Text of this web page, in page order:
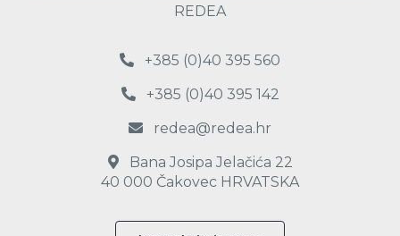
REDEA
+385 (0)40 395 560
+385 (0)40 395 142
redea@redea.hr
Bana Josipa Jelačića 22
40 000 Čakovec HRVATSKA